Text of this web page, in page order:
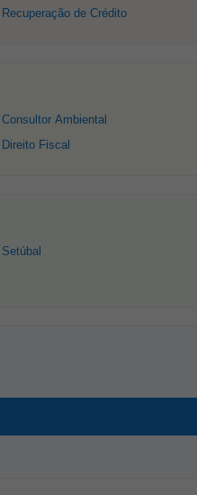
Recuperação de Crédito
Consultor Ambiental
Direito Fiscal
Setúbal